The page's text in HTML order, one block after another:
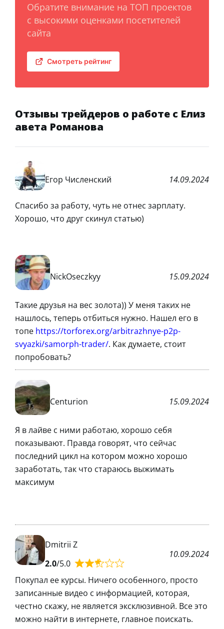
Обратите внимание на ТОП проектов
с высокими оценками посетителей
сайта
Смотреть рейтинг
Отзывы трейдеров о работе с Елиз
авета Романова
Егор Численский 14.09.2024
Спасибо за работу, чуть не отнес зарплату.
Хорошо, что друг скинул статью)
NickOseczkyy 15.09.2024
Такие друзья на вес золота)) У меня таких не
нашлось, теперь отбиться нужно. Нашел его в
топе https://torforex.org/arbitrazhnye-p2p-
svyazki/samorph-trader/. Как думаете, стоит
попробовать?
Centurion 15.09.2024
Я в лайве с ними работаю, хорошо себя
показывают. Правда говорят, что сейчас
последний цикл на котором можно хорошо
заработать, так что стараюсь выжимать
максимум
Dmitrii Z
2.0/5.0
10.09.2024
Покупал ее курсы. Ничего особенного, просто
записанные видео с информацией, которая,
честно скажу, не является эксклюзивной. Все это
можно найти в интернете, главное поискать.